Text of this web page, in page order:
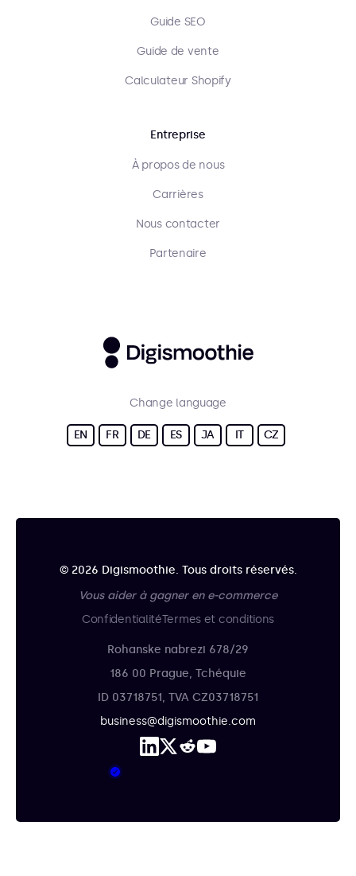
Guide SEO
Guide de vente
Calculateur Shopify
Entreprise
À propos de nous
Carrières
Nous contacter
Partenaire
Change language
EN FR DE ES JA IT CZ
© 2026 Digismoothie. Tous droits réservés.
Vous aider à gagner en e-commerce
ConfidentialitéTermes et conditions
Rohanske nabrezi 678/29
186 00 Prague, Tchéquie
ID 03718751, TVA CZ03718751
business@digismoothie.com